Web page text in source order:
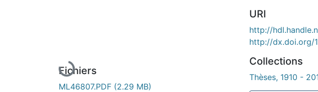
En cours de chargement...
Fichiers
ML46807.PDF (2.29 MB)
URI
http://
http://dx.doi.org/
Collections
Thèses, 1910 -